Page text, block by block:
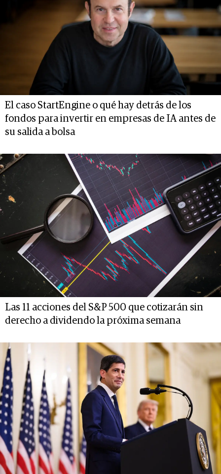
El caso StartEngine o qué hay detrás de los
fondos para invertir en empresas de IA antes de
su salida a bolsa
Las 11 acciones del S&P 500 que cotizarán sin
derecho a dividendo la próxima semana